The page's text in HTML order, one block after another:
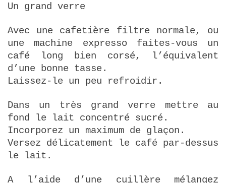
Un grand verre
Avec une cafetière filtre normale, ou
une machine expresso faites-vous un
café long bien corsé, l’équivalent
d’une bonne tasse.
Laissez-le un peu refroidir.
Dans un très grand verre mettre au
fond le lait concentré sucré.
Incorporez un maximum de glaçon.
Versez délicatement le café par-dessus
le lait.
A l’aide d’une cuillère mélangez